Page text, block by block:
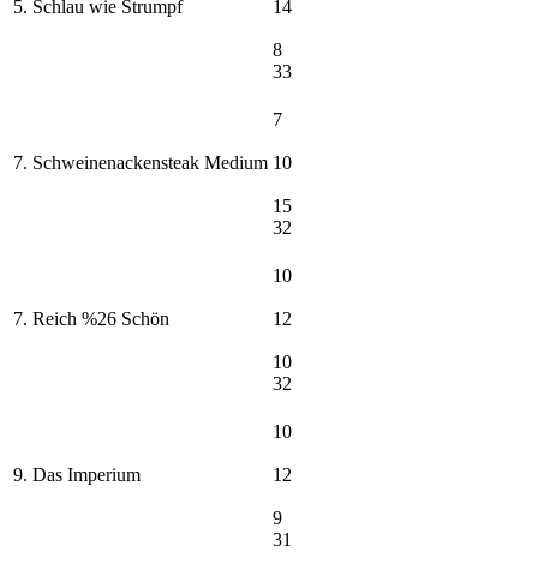
5. Schlau wie Strumpf 14
8
33
7. Schweinenackensteak Medium
7
10
15
32
7. Reich %26 Schön
10
12
10
32
9. Das Imperium
10
12
9
31